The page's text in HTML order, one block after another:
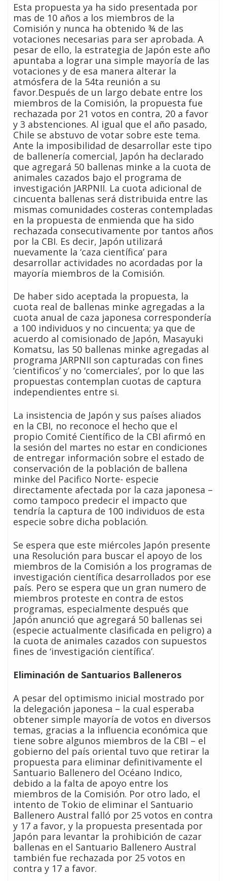
Esta propuesta ya ha sido presentada por
mas de 10 años a los miembros de la
Comisión y nunca ha obtenido ¾ de las
votaciones necesarias para ser aprobada. A
pesar de ello, la estrategia de Japón este año
apuntaba a lograr una simple mayoría de las
votaciones y de esa manera alterar la
atmósfera de la 54ta reunión a su
favor.Después de un largo debate entre los
miembros de la Comisión, la propuesta fue
rechazada por 21 votos en contra, 20 a favor
y 3 abstenciones. Al igual que el año pasado,
Chile se abstuvo de votar sobre este tema.
Ante la imposibilidad de desarrollar este tipo
de ballenería comercial, Japón ha declarado
que agregará 50 ballenas minke a la cuota de
animales cazados bajo el programa de
investigación JARPNII. La cuota adicional de
cincuenta ballenas será distribuida entre las
mismas comunidades costeras contempladas
en la propuesta de enmienda que ha sido
rechazada consecutivamente por tantos años
por la CBI. Es decir, Japón utilizará
nuevamente la ‘caza científica’ para
desarrollar actividades no acordadas por la
mayoría miembros de la Comisión.
De haber sido aceptada la propuesta, la
cuota real de ballenas minke agregadas a la
cuota anual de caza japonesa correspondería
a 100 individuos y no cincuenta; ya que de
acuerdo al comisionado de Japón, Masayuki
Komatsu, las 50 ballenas minke agregadas al
programa JARPNII son capturadas con fines
‘cientificos’ y no ‘comerciales’, por lo que las
propuestas contemplan cuotas de captura
independientes entre si.
La insistencia de Japón y sus países aliados
en la CBI, no reconoce el hecho que el
propio Comité Científico de la CBI afirmó en
la sesión del martes no estar en condiciones
de entregar información sobre el estado de
conservación de la población de ballena
minke del Pacifico Norte- especie
directamente afectada por la caza japonesa –
como tampoco predecir el impacto que
tendría la captura de 100 individuos de esta
especie sobre dicha población.
Se espera que este miércoles Japón presente
una Resolución para buscar el apoyo de los
miembros de la Comisión a los programas de
investigación científica desarrollados por ese
país. Pero se espera que un gran numero de
miembros proteste en contra de estos
programas, especialmente después que
Japón anunció que agregará 50 ballenas sei
(especie actualmente clasificada en peligro) a
la cuota de animales cazados con supuestos
fines de ‘investigación científica’.
Eliminación de Santuarios Balleneros
A pesar del optimismo inicial mostrado por
la delegación japonesa – la cual esperaba
obtener simple mayoría de votos en diversos
temas, gracias a la influencia económica que
tiene sobre algunos miembros de la CBI – el
gobierno del país oriental tuvo que retirar la
propuesta para eliminar definitivamente el
Santuario Ballenero del Océano Indico,
debido a la falta de apoyo entre los
miembros de la Comisión. Por otro lado, el
intento de Tokio de eliminar el Santuario
Ballenero Austral falló por 25 votos en contra
y 17 a favor, y la propuesta presentada por
Japón para levantar la prohibición de cazar
ballenas en el Santuario Ballenero Austral
también fue rechazada por 25 votos en
contra y 17 a favor.